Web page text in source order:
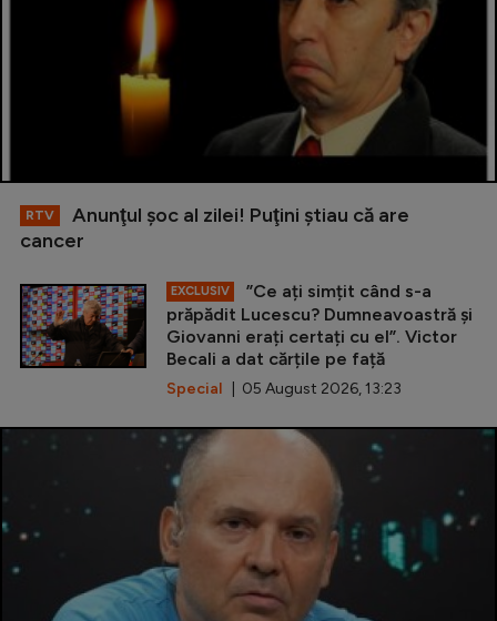
RTV
Anunţul şoc al zilei! Puţini ştiau că are
cancer
EXCLUSIV
”Ce ați simțit când s-a
prăpădit Lucescu? Dumneavoastră și
Giovanni erați certați cu el”. Victor
Becali a dat cărțile pe față
Special | 05 August 2026, 13:23